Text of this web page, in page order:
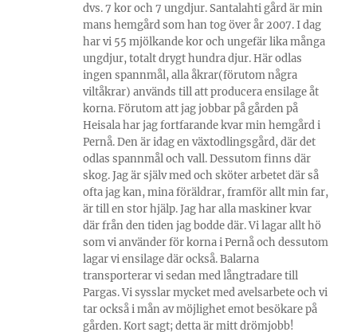
dvs. 7 kor och 7 ungdjur. Santalahti gård är min
mans hemgård som han tog över år 2007. I dag
har vi 55 mjölkande kor och ungefär lika många
ungdjur, totalt drygt hundra djur. Här odlas
ingen spannmål, alla åkrar(förutom några
viltåkrar) används till att producera ensilage åt
korna. Förutom att jag jobbar på gården på
Heisala har jag fortfarande kvar min hemgård i
Pernå. Den är idag en växtodlingsgård, där det
odlas spannmål och vall. Dessutom finns där
skog. Jag är själv med och sköter arbetet där så
ofta jag kan, mina föräldrar, framför allt min far,
är till en stor hjälp. Jag har alla maskiner kvar
där från den tiden jag bodde där. Vi lagar allt hö
som vi använder för korna i Pernå och dessutom
lagar vi ensilage där också. Balarna
transporterar vi sedan med långtradare till
Pargas. Vi sysslar mycket med avelsarbete och vi
tar också i mån av möjlighet emot besökare på
gården. Kort sagt; detta är mitt drömjobb!